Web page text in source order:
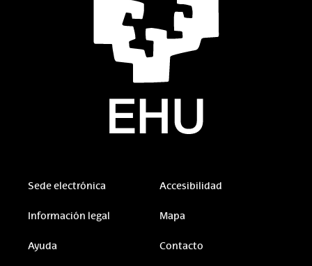
Sede electrónica Accesibilidad
Información legal Mapa
Ayuda Contacto